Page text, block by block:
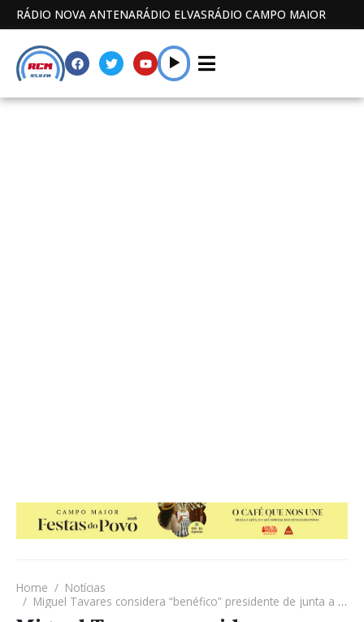
RÁDIO NOVA ANTENARÁDIO ELVASRÁDIO CAMPO MAIOR
Home
Notícias
Miguel Tavares considera “benéfico” presidente de junta a meio tempo